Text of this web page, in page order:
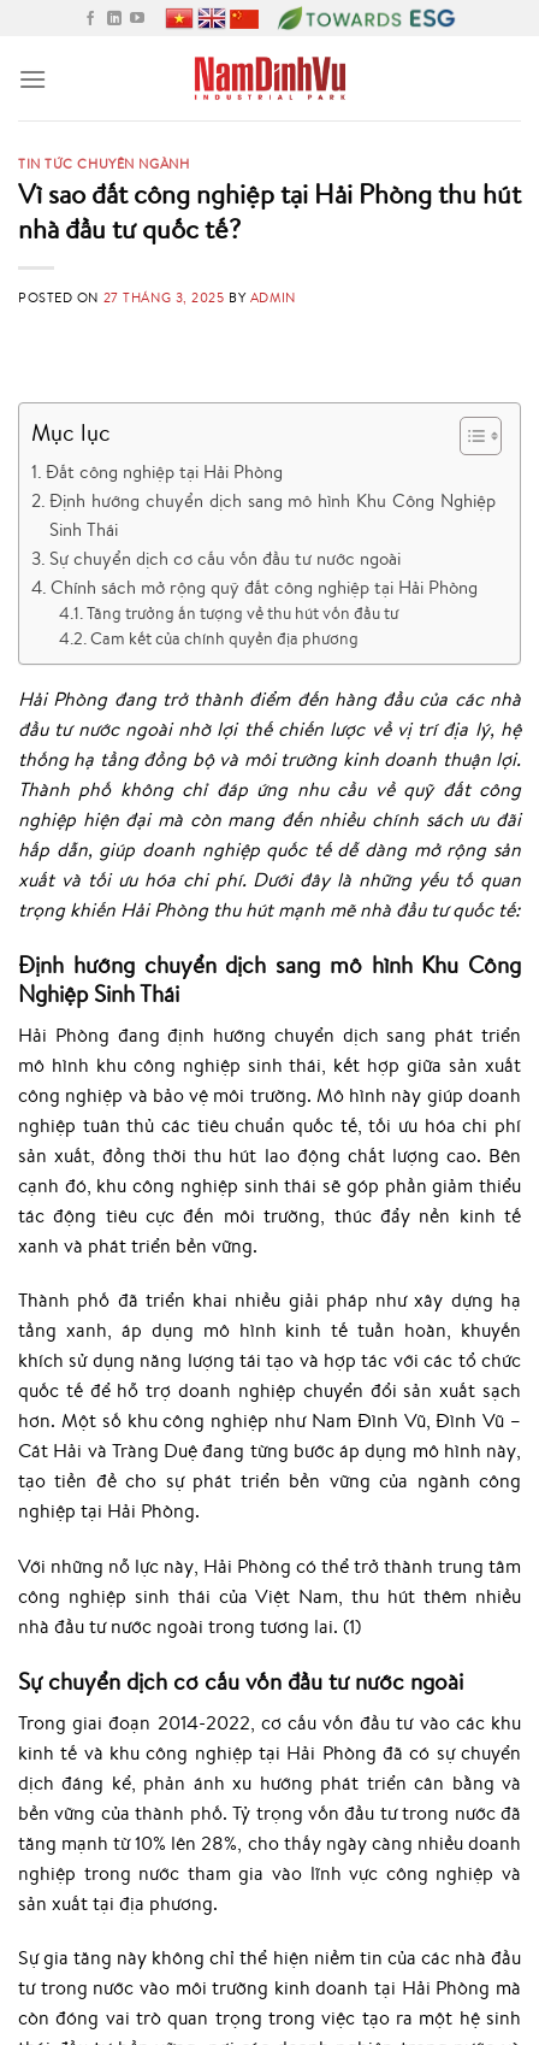
content
TIN TỨC CHUYÊN NGÀNH
Vì sao đất công nghiệp tại Hải Phòng thu hút
nhà đầu tư quốc tế?
POSTED ON 27 THÁNG 3, 2025 BY ADMIN
Mục lục
Đất công nghiệp tại Hải Phòng
Định hướng chuyển dịch sang mô hình Khu Công Nghiệp
Sinh Thái
Sự chuyển dịch cơ cấu vốn đầu tư nước ngoài
Chính sách mở rộng quỹ đất công nghiệp tại Hải Phòng
Tăng trưởng ấn tượng về thu hút vốn đầu tư
Cam kết của chính quyền địa phương
Hải Phòng đang trở thành điểm đến hàng đầu của các nhà
đầu tư nước ngoài nhờ lợi thế chiến lược về vị trí địa lý, hệ
thống hạ tầng đồng bộ và môi trường kinh doanh thuận lợi.
Thành phố không chỉ đáp ứng nhu cầu về quỹ đất công
nghiệp hiện đại mà còn mang đến nhiều chính sách ưu đãi
hấp dẫn, giúp doanh nghiệp quốc tế dễ dàng mở rộng sản
xuất và tối ưu hóa chi phí. Dưới đây là những yếu tố quan
trọng khiến Hải Phòng thu hút mạnh mẽ nhà đầu tư quốc tế:
Định hướng chuyển dịch sang mô hình Khu Công
Nghiệp Sinh Thái
Hải Phòng đang định hướng chuyển dịch sang phát triển
mô hình khu công nghiệp sinh thái, kết hợp giữa sản xuất
công nghiệp và bảo vệ môi trường. Mô hình này giúp doanh
nghiệp tuân thủ các tiêu chuẩn quốc tế, tối ưu hóa chi phí
sản xuất, đồng thời thu hút lao động chất lượng cao. Bên
cạnh đó, khu công nghiệp sinh thái sẽ góp phần giảm thiểu
tác động tiêu cực đến môi trường, thúc đẩy nền kinh tế
xanh và phát triển bền vững.
Thành phố đã triển khai nhiều giải pháp như xây dựng hạ
tầng xanh, áp dụng mô hình kinh tế tuần hoàn, khuyến
khích sử dụng năng lượng tái tạo và hợp tác với các tổ chức
quốc tế để hỗ trợ doanh nghiệp chuyển đổi sản xuất sạch
hơn. Một số khu công nghiệp như Nam Đình Vũ, Đình Vũ –
Cát Hải và Tràng Duệ đang từng bước áp dụng mô hình này,
tạo tiền đề cho sự phát triển bền vững của ngành công
nghiệp tại Hải Phòng.
Với những nỗ lực này, Hải Phòng có thể trở thành trung tâm
công nghiệp sinh thái của Việt Nam, thu hút thêm nhiều
nhà đầu tư nước ngoài trong tương lai. (1)
Sự chuyển dịch cơ cấu vốn đầu tư nước ngoài
Trong giai đoạn 2014-2022, cơ cấu vốn đầu tư vào các khu
kinh tế và khu công nghiệp tại Hải Phòng đã có sự chuyển
dịch đáng kể, phản ánh xu hướng phát triển cân bằng và
bền vững của thành phố. Tỷ trọng vốn đầu tư trong nước đã
tăng mạnh từ 10% lên 28%, cho thấy ngày càng nhiều doanh
nghiệp trong nước tham gia vào lĩnh vực công nghiệp và
sản xuất tại địa phương.
Sự gia tăng này không chỉ thể hiện niềm tin của các nhà đầu
tư trong nước vào môi trường kinh doanh tại Hải Phòng mà
còn đóng vai trò quan trọng trong việc tạo ra một hệ sinh